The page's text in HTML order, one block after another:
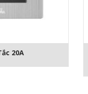
20A